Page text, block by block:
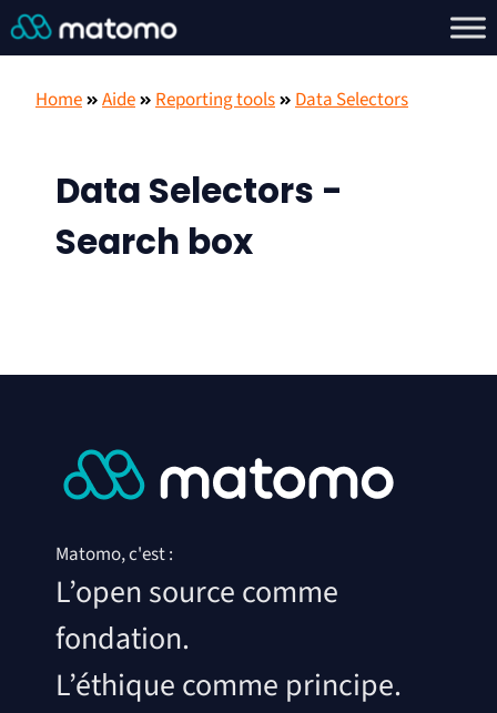
Home Aide Reporting tools Data Selectors
Data Selectors -
Search box
Matomo, c'est :
L’open source comme
fondation.
L’éthique comme principe.